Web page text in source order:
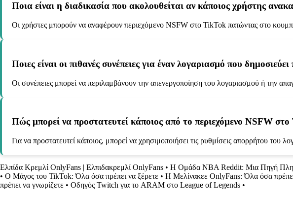
Ποια είναι η διαδικασία που ακολουθείται αν κάποιος χρήστης
Οι χρήστες μπορούν να αναφέρουν περιεχόμενο NSFW στο TikTok πατώντας στο
Ποιες είναι οι πιθανές συνέπειες για έναν λογαριασμό που
Οι συνέπειες μπορεί να περιλαμβάνουν την απενεργοποίηση του λογαριασμού ή την
Πώς μπορεί να προστατευτεί κάποιος από το περιεχόμενο NSFW
Για να προστατευτεί κάποιος, μπορεί να χρησιμοποιήσει τις ρυθμίσεις απορρήτου του
Ελπίδα Κρεμλί OnlyFans | Ελπιδακρεμλί OnlyFans • Η Ομάδα NBA Reddit: Μια Πηγή
• Ο Μάγος του TikTok: Όλα όσα πρέπει να ξέρετε • Η Μελίνακεε OnlyFans: Όλα όσα
πρέπει να γνωρίζετε • Οδηγός Twitch για το ARAM στο League of Legends •